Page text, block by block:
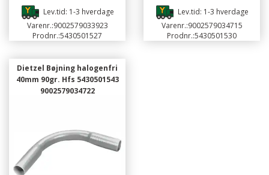
Lev.tid: 1-3 hverdage
Varenr.:9002579033923
Prodnr.:5430501527
Lev.tid: 1-3 hverdage
Varenr.:9002579034715
Prodnr.:5430501530
Dietzel Bøjning halogenfri
40mm 90gr. Hfs 5430501543
9002579034722